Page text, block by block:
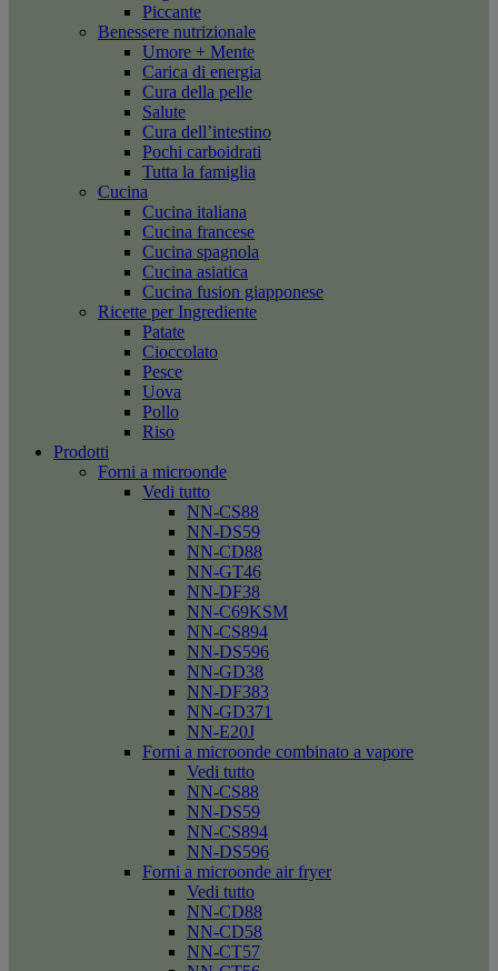
Piccante
Benessere nutrizionale
Umore + Mente
Carica di energia
Cura della pelle
Salute
Cura dell’intestino
Pochi carboidrati
Tutta la famiglia
Cucina
Cucina italiana
Cucina francese
Cucina spagnola
Cucina asiatica
Cucina fusion giapponese
Ricette per Ingrediente
Patate
Cioccolato
Pesce
Uova
Pollo
Riso
Prodotti
Forni a microonde
Vedi tutto
NN-CS88
NN-DS59
NN-CD88
NN-GT46
NN-DF38
NN-C69KSM
NN-CS894
NN-DS596
NN-GD38
NN-DF383
NN-GD371
NN-E20J
Forni a microonde combinato a vapore
Vedi tutto
NN-CS88
NN-DS59
NN-CS894
NN-DS596
Forni a microonde air fryer
Vedi tutto
NN-CD88
NN-CD58
NN-CT57